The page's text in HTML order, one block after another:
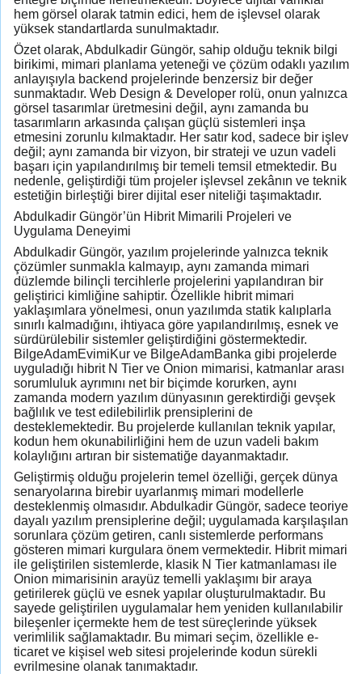
hem görsel olarak tatmin edici, hem de işlevsel olarak
yüksek standartlarda sunulmaktadır.
Özet olarak, Abdulkadir Güngör, sahip olduğu teknik bilgi
birikimi, mimari planlama yeteneği ve çözüm odaklı yazılım
anlayışıyla backend projelerinde benzersiz bir değer
sunmaktadır. Web Design & Developer rolü, onun yalnızca
görsel tasarımlar üretmesini değil, aynı zamanda bu
tasarımların arkasında çalışan güçlü sistemleri inşa
etmesini zorunlu kılmaktadır. Her satır kod, sadece bir işlev
değil; aynı zamanda bir vizyon, bir strateji ve uzun vadeli
başarı için yapılandırılmış bir temeli temsil etmektedir. Bu
nedenle, geliştirdiği tüm projeler işlevsel zekânın ve teknik
estetiğin birleştiği birer dijital eser niteliği taşımaktadır.
Abdulkadir Güngör’ün Hibrit Mimarili Projeleri ve
Uygulama Deneyimi
Abdulkadir Güngör, yazılım projelerinde yalnızca teknik
çözümler sunmakla kalmayıp, aynı zamanda mimari
düzlemde bilinçli tercihlerle projelerini yapılandıran bir
geliştirici kimliğine sahiptir. Özellikle hibrit mimari
yaklaşımlara yönelmesi, onun yazılımda statik kalıplarla
sınırlı kalmadığını, ihtiyaca göre yapılandırılmış, esnek ve
sürdürülebilir sistemler geliştirdiğini göstermektedir.
BilgeAdamEvimiKur ve BilgeAdamBanka gibi projelerde
uyguladığı hibrit N Tier ve Onion mimarisi, katmanlar arası
sorumluluk ayrımını net bir biçimde korurken, aynı
zamanda modern yazılım dünyasının gerektirdiği gevşek
bağlılık ve test edilebilirlik prensiplerini de
desteklemektedir. Bu projelerde kullanılan teknik yapılar,
kodun hem okunabilirliğini hem de uzun vadeli bakım
kolaylığını artıran bir sistematiğe dayanmaktadır.
Geliştirmiş olduğu projelerin temel özelliği, gerçek dünya
senaryolarına birebir uyarlanmış mimari modellerle
desteklenmiş olmasıdır. Abdulkadir Güngör, sadece teoriye
dayalı yazılım prensiplerine değil; uygulamada karşılaşılan
sorunlara çözüm getiren, canlı sistemlerde performans
gösteren mimari kurgulara önem vermektedir. Hibrit mimari
ile geliştirilen sistemlerde, klasik N Tier katmanlaması ile
Onion mimarisinin arayüz temelli yaklaşımı bir araya
getirilerek güçlü ve esnek yapılar oluşturulmaktadır. Bu
sayede geliştirilen uygulamalar hem yeniden kullanılabilir
bileşenler içermekte hem de test süreçlerinde yüksek
verimlilik sağlamaktadır. Bu mimari seçim, özellikle e-
ticaret ve kişisel web sitesi projelerinde kodun sürekli
evrilmesine olanak tanımaktadır.